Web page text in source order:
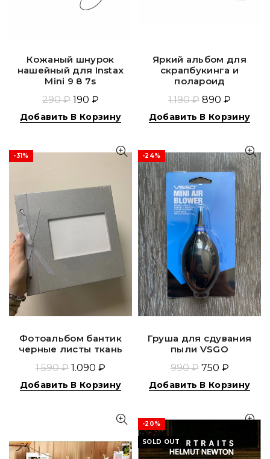
Кожаный шнурок
нашейный для Instax
Mini 9 8 7s
290 ₽ 190 ₽
Добавить В Корзину
Яркий альбом для
скрапбукинга и
полароид
1.190 ₽ 890 ₽
Добавить В Корзину
-31%
Фотоальбом бантик
черные листы ткань
1.590 ₽ 1.090 ₽
Добавить В Корзину
-24%
Груша для сдувания
пыли VSGO
990 ₽ 750 ₽
Добавить В Корзину
-20%
SOLD OUT